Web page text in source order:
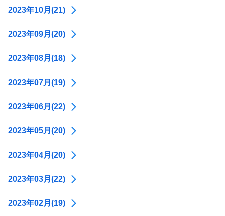
2023年10月(21)
2023年09月(20)
2023年08月(18)
2023年07月(19)
2023年06月(22)
2023年05月(20)
2023年04月(20)
2023年03月(22)
2023年02月(19)